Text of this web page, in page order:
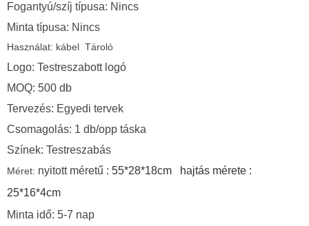
Fogantyú/szíj típusa: Nincs
Minta típusa: Nincs
Használat: kábel Tároló
Logo: Testreszabott logó
MOQ: 500 db
Tervezés: Egyedi tervek
Csomagolás: 1 db/opp táska
Színek: Testreszabás
Méret: nyitott méretű : 55*28*18cm hajtás mérete :
25*16*4cm
Minta idő: 5-7 nap